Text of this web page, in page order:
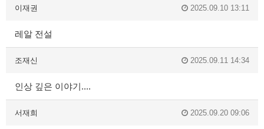
이재권 2025.09.10 13:11
레알 전설
조재신 2025.09.11 14:34
인상 깊은 이야기....
서재희 2025.09.20 09:06